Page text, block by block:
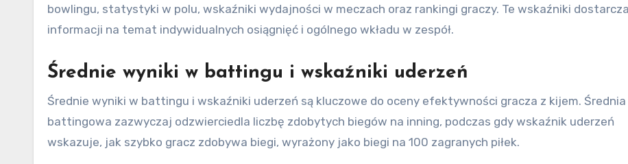
bowlingu, statystyki w polu, wskaźniki wydajności w meczach oraz rankingi graczy. Te wskaźniki
informacji na temat indywidualnych osiągnięć i ogólnego wkładu w zespół.
Średnie wyniki w battingu i wskaźniki uderzeń
Średnie wyniki w battingu i wskaźniki uderzeń są kluczowe do oceny efektywności gracza z kijem. Średnia
battingowa zazwyczaj odzwierciedla liczbę zdobytych biegów na inning, podczas gdy wskaźnik uderzeń
wskazuje, jak szybko gracz zdobywa biegi, wyrażony jako biegi na 100 zagranych piłek.